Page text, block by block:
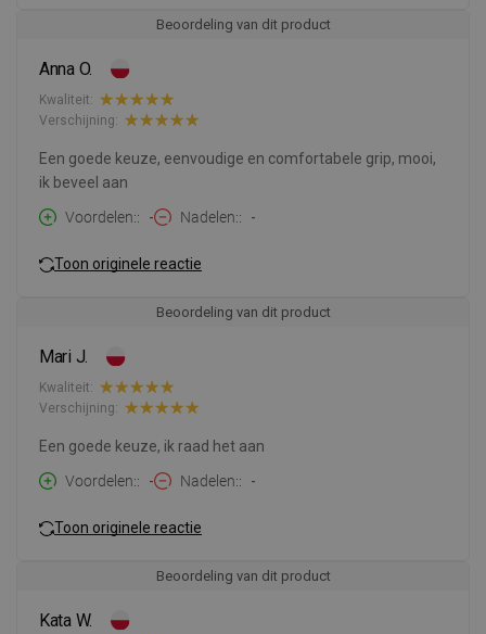
Beoordeling van dit product
Anna O.
Kwaliteit:
Verschijning:
Een goede keuze, eenvoudige en comfortabele grip, mooi,
ik beveel aan
Voordelen:
- Nadelen: -
Toon originele reactie
Beoordeling van dit product
Mari J.
Kwaliteit:
Verschijning:
Een goede keuze, ik raad het aan
Voordelen:
- Nadelen: -
Toon originele reactie
Beoordeling van dit product
Kata W.